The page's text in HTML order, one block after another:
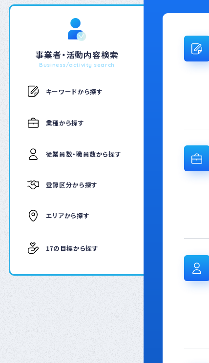
事業者・活動内容検索
Business/activity search
キーワードから探す
業種から探す
従業員数・職員数から探す
登録区分から探す
エリアから探す
17の目標から探す